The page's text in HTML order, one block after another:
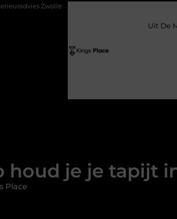
Nieuw verhuisd naar Laren? Waarom het
Uit De
houd je je tapijt
Place